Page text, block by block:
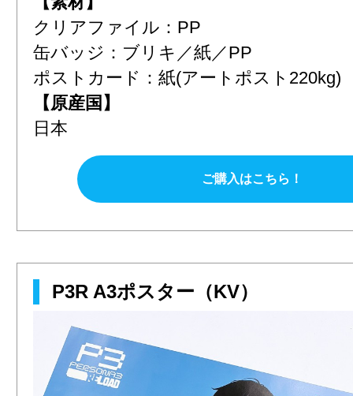
クリアファイル：PP
缶バッジ：ブリキ／紙／PP
ポストカード：紙(アートポスト220kg)
【原産国】
日本
ご購入はこちら！
P3R A3ポスター（KV）